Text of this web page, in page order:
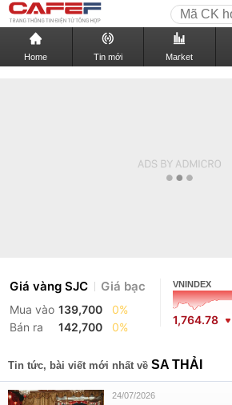
Home Tin mới Market
Giá vàng SJC Giá bạc
Mua vào 139,700
0%
Bán ra
142,700 0%
VNINDEX
1,764.78
Tin tức, bài viết mới nhất về SA THẢI
24/07/2026